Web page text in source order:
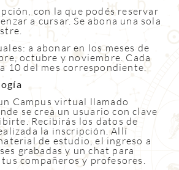
con la que podés reservar
a cursar. Se abona una sola
a abonar en los meses de
octubre y noviembre. Cada
10 del mes correspondiente.
Campus virtual llamado
se crea un usuario con clave
Recibirás los datos de
la inscripción. Allí
de estudio, el ingreso a
grabadas y un chat para
compañeros y profesores.